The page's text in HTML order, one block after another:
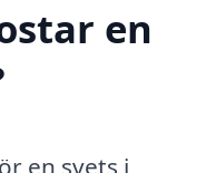
en
en svets i